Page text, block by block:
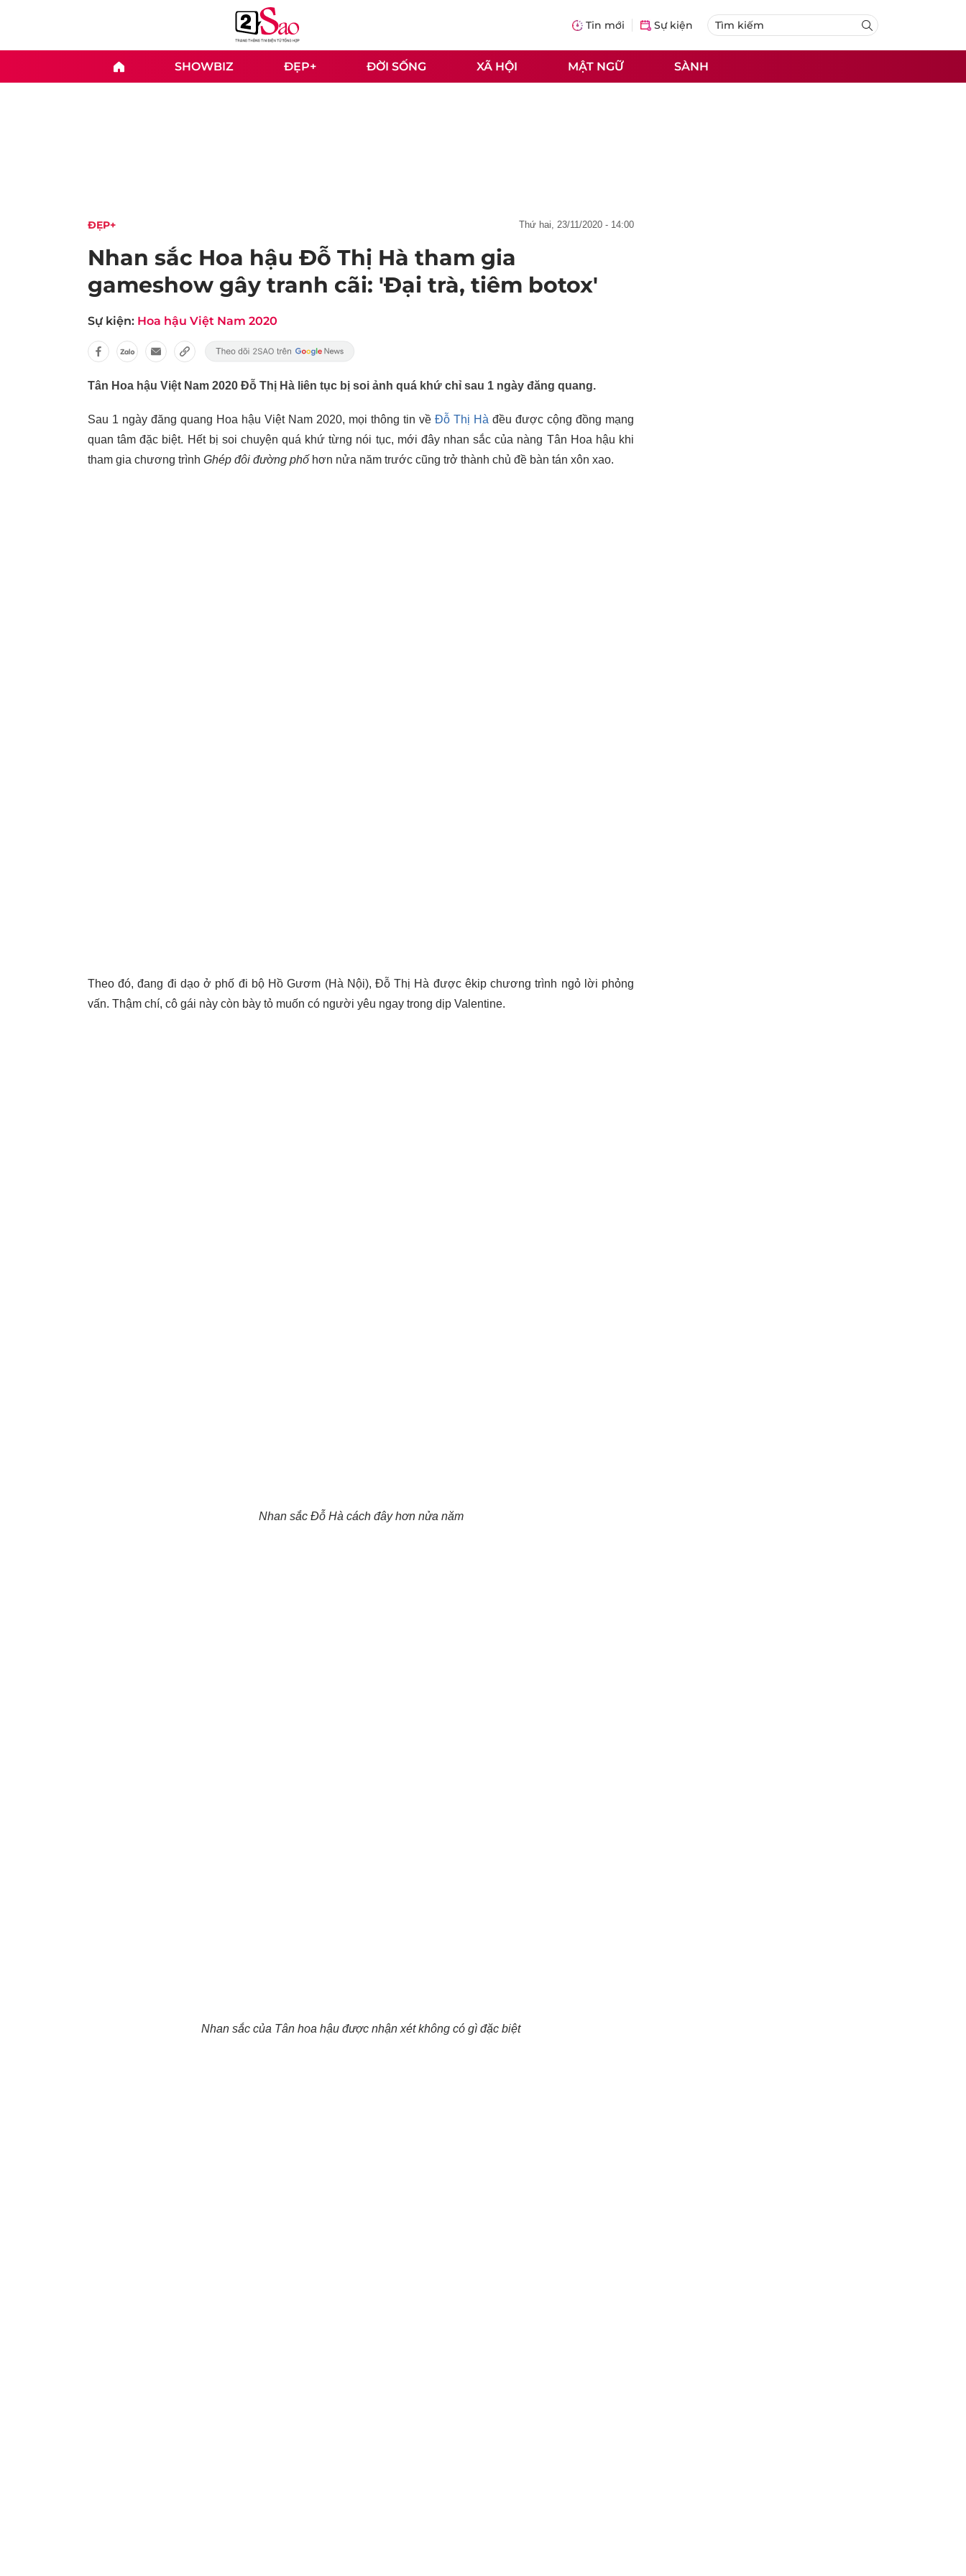
Tin mới Sự kiện
SHOWBIZ ĐẸP+ ĐỜI SỐNG XÃ HỘI MẬT NGỮ SÀNH
ĐẸP+ thứ hai, 23/11/2020 - 14:00
Nhan sắc Hoa hậu Đỗ Thị Hà tham gia
gameshow gây tranh cãi: 'Đại trà, tiêm botox'
Sự kiện: Hoa hậu Việt Nam 2020
Tân Hoa hậu Việt Nam 2020 Đỗ Thị Hà liên tục bị soi ảnh quá khứ chỉ sau 1 ngày đăng quang.
Sau 1 ngày đăng quang Hoa hậu Việt Nam 2020, mọi thông tin về Đỗ Thị Hà đều được cộng đồng mạng
quan tâm đặc biệt. Hết bị soi chuyện quá khứ từng nói tục, mới đây nhan sắc của nàng Tân Hoa hậu khi
tham gia chương trình Ghép đôi đường phố hơn nửa năm trước cũng trở thành chủ đề bàn tán xôn xao.
Theo đó, đang đi dạo ở phố đi bộ Hồ Gươm (Hà Nội), Đỗ Thị Hà được êkip chương trình ngỏ lời phỏng
vấn. Thậm chí, cô gái này còn bày tỏ muốn có người yêu ngay trong dịp Valentine.
Nhan sắc Đỗ Hà cách đây hơn nửa năm
Nhan sắc của Tân hoa hậu được nhận xét không có gì đặc biệt